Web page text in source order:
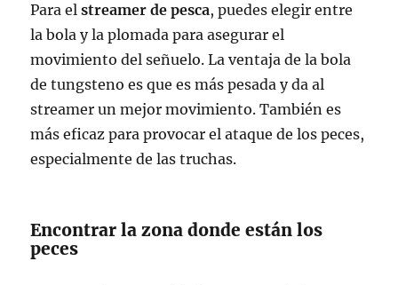
Para elstreamer de pesca, puedes elegir entre
la bola y la plomada para asegurar el
movimiento del señuelo. La ventaja de la bola
de tungsteno es que es más pesada y da al
streamer un mejor movimiento. También es
más eficaz para provocar el ataque de los peces,
especialmente de las truchas.
Encontrar la zona donde están los
peces